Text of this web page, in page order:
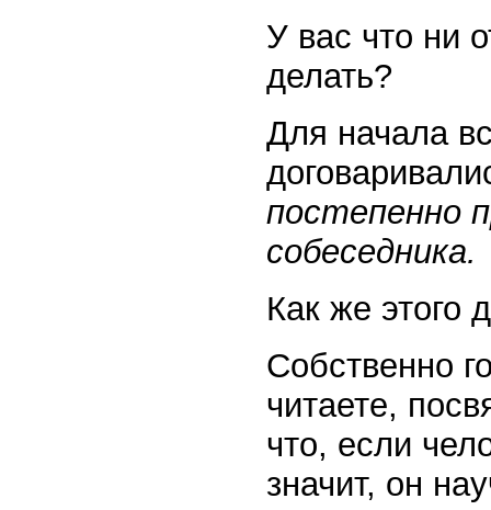
У вас что ни
делать?
Для начала
постепенно
собеседника.
Как же этого
Собственно
читаете,
что, если
значит, он